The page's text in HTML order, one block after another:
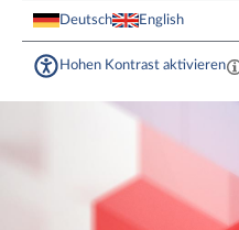
Deutsch English
Hohen Kontrast aktivieren